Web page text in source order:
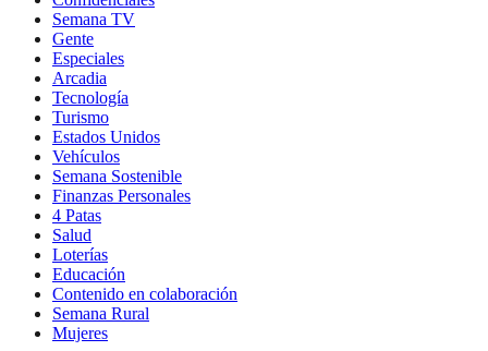
Semana TV
Gente
Especiales
Arcadia
Tecnología
Turismo
Estados Unidos
Vehículos
Semana Sostenible
Finanzas Personales
4 Patas
Salud
Loterías
Educación
Contenido en colaboración
Semana Rural
Mujeres